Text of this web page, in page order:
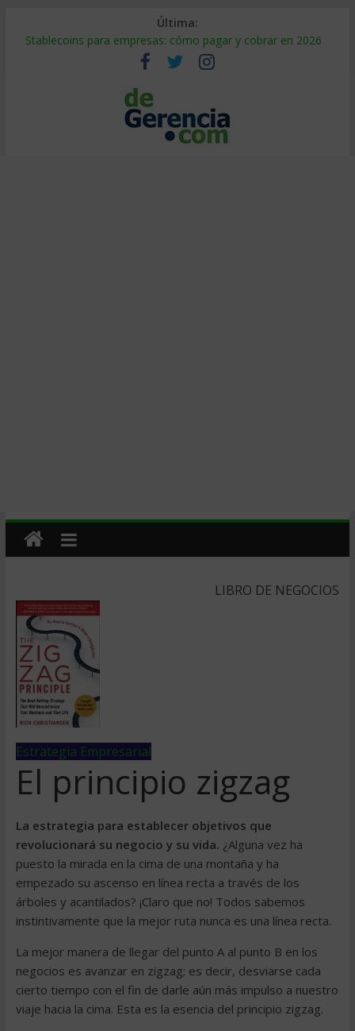
Última:
Stablecoins para empresas: cómo pagar y cobrar en 2026
Despido silencioso: qué es y por qué sale tan caro
IA en selección de personal: cómo auditarla a tiempo
Trabajo forzoso en la cadena de suministro: qué hacer
Mercado hispano de EE. UU.: cómo segmentarlo y venderle
LIBRO DE NEGOCIOS
Estrategia Empresarial
El principio zigzag
La estrategia para establecer objetivos que
revolucionará su negocio y su vida. ¿Alguna vez ha
puesto la mirada en la cima de una montaña y ha
empezado su ascenso en línea recta a través de los
árboles y acantilados? ¡Claro que no! Todos sabemos
instintivamente que la mejor ruta nunca es una línea recta.
La mejor manera de llegar del punto A al punto B en los
negocios es avanzar en zigzag; es decir, desviarse cada
cierto tiempo con el fin de darle aún más impulso a nuestro
viaje hacia la cima. Esta es la esencia del principio zigzag.